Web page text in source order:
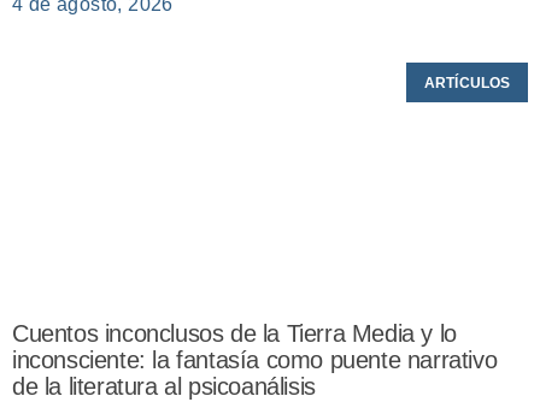
4 de agosto, 2026
ARTÍCULOS
Cuentos inconclusos de la Tierra Media y lo
inconsciente: la fantasía como puente narrativo
de la literatura al psicoanálisis